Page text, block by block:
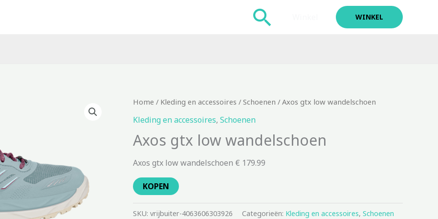
Zoeken WINKEL
Home / Kleding en accessoires / Schoenen / Axos gtx low wandelschoen
Kleding en accessoires, Schoenen
Axos gtx low wandelschoen
Axos gtx low wandelschoen € 179.99
KOPEN
SKU: vrijbuiter-4063606303926 Categorieën: Kleding en accessoires, Schoenen